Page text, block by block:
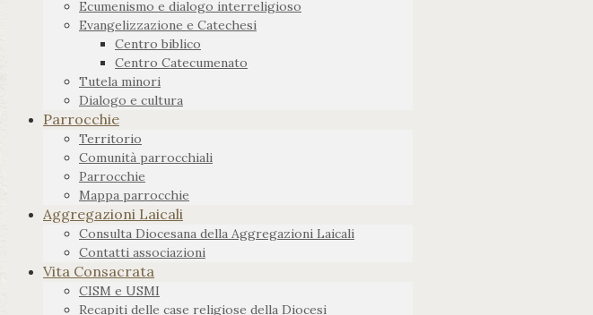
Ecumenismo e dialogo interreligioso
Evangelizzazione e Catechesi
Centro biblico
Centro Catecumenato
Tutela minori
Dialogo e cultura
Parrocchie
Territorio
Comunità parrocchiali
Parrocchie
Mappa parrocchie
Aggregazioni Laicali
Consulta Diocesana della Aggregazioni Laicali
Contatti associazioni
Vita Consacrata
CISM e USMI
Recapiti delle case religiose della Diocesi